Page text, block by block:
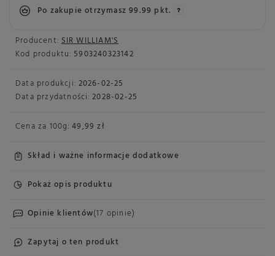
Producent: SIR WILLIAM'S
Kod produktu: 5903240323142
Data produkcji: 2026-02-25
Data przydatności: 2028-02-25
Cena za 100g: 49,99 zł
Skład i ważne informacje dodatkowe
Pokaż opis produktu
Opinie klientów(17 opinie)
Zapytaj o ten produkt
Po zakupie otrzymasz99.99 pkt.